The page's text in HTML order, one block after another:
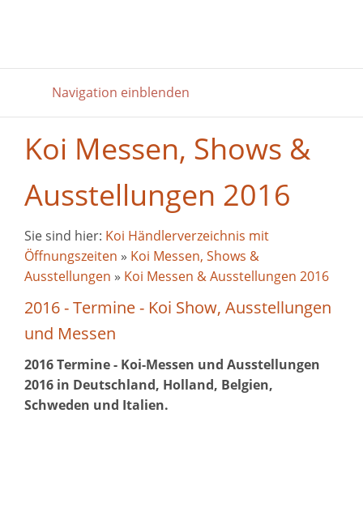
Navigation einblenden
Koi Messen, Shows &
Ausstellungen 2016
Sie sind hier: Koi Händlerverzeichnis mit
Öffnungszeiten » Koi Messen, Shows &
Ausstellungen » Koi Messen & Ausstellungen 2016
2016 - Termine - Koi Show, Ausstellungen
und Messen
2016 Termine - Koi-Messen und Ausstellungen
2016 in Deutschland, Holland, Belgien,
Schweden und Italien.